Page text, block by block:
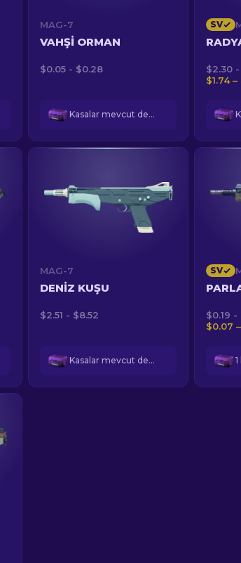
MAG-7
VAHŞI ORMAN
$0.05 - $0.28
Kasalar mevcut değil
SV
$2.30
$1.74
MAG-7
DENIZ KUŞU
$2.51 - $8.52
Kasalar mevcut değil
SV
$0.19 -
$0.07